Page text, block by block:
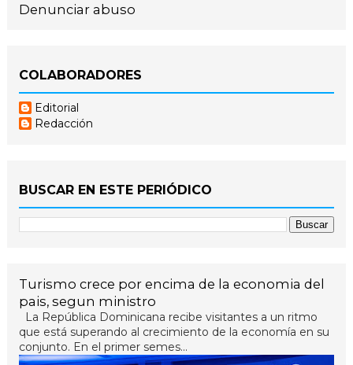
Denunciar abuso
COLABORADORES
Editorial
Redacción
BUSCAR EN ESTE PERIÓDICO
Turismo crece por encima de la economia del
pais, segun ministro
La República Dominicana recibe visitantes a un ritmo
que está superando al crecimiento de la economía en su
conjunto. En el primer semes...